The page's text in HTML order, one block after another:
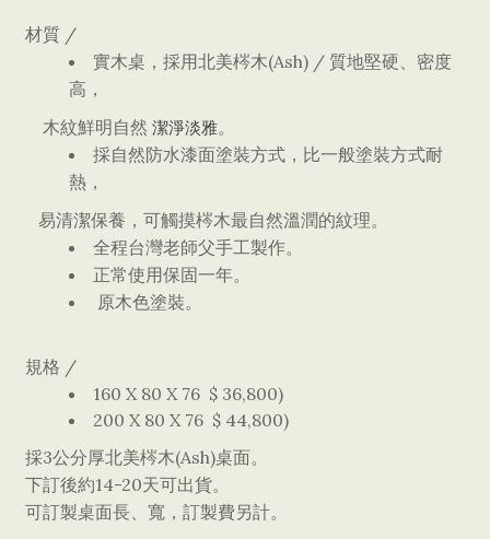
材質 /
實木桌，採用北美梣木(Ash) / 質地堅硬、密度
高，
木紋鮮明自然 潔淨淡雅。
採自然防水漆面塗裝方式，比一般塗裝方式耐
熱，
易清潔保養，可觸摸梣木最自然溫潤的紋理。
全程台灣老師父手工製作。
正常使用保固一年。
原木色塗裝。
規格 /
160 X 80 X 76 $ 36,800)
200 X 80 X 76 $ 44,800)
採3公分厚北美梣木(Ash)桌面。
下訂後約14-20天可出貨。
可訂製桌面長、寬 ， 訂製費另計。